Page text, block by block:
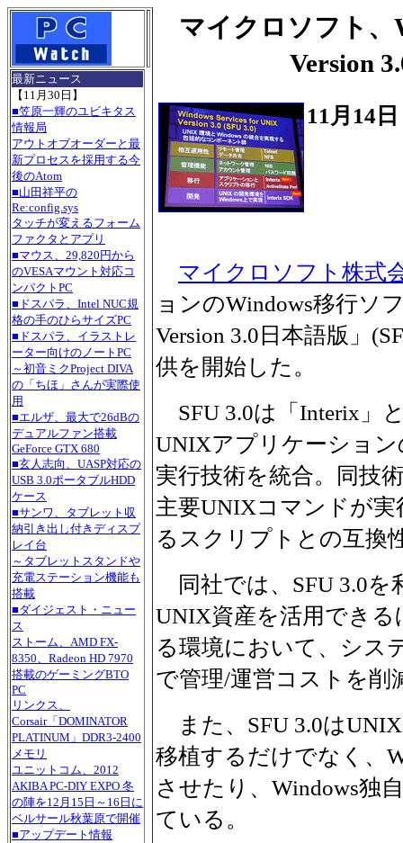
最新ニュース
【11月30日】
■笠原一輝のユビキタス
情報局
アウトオブオーダーと最
新プロセスを採用する今
後のAtom
■山田祥平の
Re:config.sys
タッチが変えるフォーム
ファクタとアプリ
■マウス、29,820円から
のVESAマウント対応コ
ンパクトPC
■ドスパラ、Intel NUC規
格の手のひらサイズPC
■ドスパラ、イラストレ
ーター向けのノートPC
～初音ミクProject DIVA
の「ちほ」さんが実際使
用
■エルザ、最大で26dBの
デュアルファン搭載
GeForce GTX 680
■玄人志向、UASP対応の
USB 3.0ポータブルHDD
ケース
■サンワ、タブレット収
納引き出し付きディスプ
レイ台
～タブレットスタンドや
充電ステーション機能も
搭載
■ダイジェスト・ニュー
ス
ストーム、AMD FX-
8350、Radeon HD 7970
搭載のゲーミングBTO
PC
リンクス、
Corsair「DOMINATOR
PLATINUM」DDR3-2400
メモリ
ユニットコム、2012
AKIBA PC-DIY EXPO 冬
の陣を12月15日～16日に
ベルサール秋葉原で開催
■アップデート情報
マイクロソフト、
Version
11月14
マイクロソフト株式
ョンのWindows移行ソ
Version 3.0日本語版」
供を開始した。
SFU 3.0は「Interix」
UNIXアプリケーショ
実行技術を統合。同技
主要UNIXコマンドが
るスクリプトとの互換
同社では、SFU 3.0を
UNIX資産を活用できる
る環境において、シス
で管理/運営コストを
また、SFU 3.0は
移植するだけでなく、
させたり、Windows独
ている。